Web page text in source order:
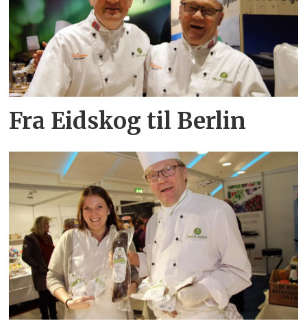
Fra Eidskog til Berlin